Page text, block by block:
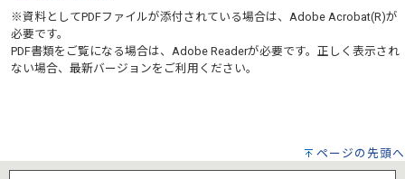
※資料としてPDFファイルが添付されている場合は、Adobe Acrobat(R)が
必要です。
PDF書類をご覧になる場合は、Adobe Readerが必要です。正しく表示され
ない場合、最新バージョンをご利用ください。
ページの先頭へ